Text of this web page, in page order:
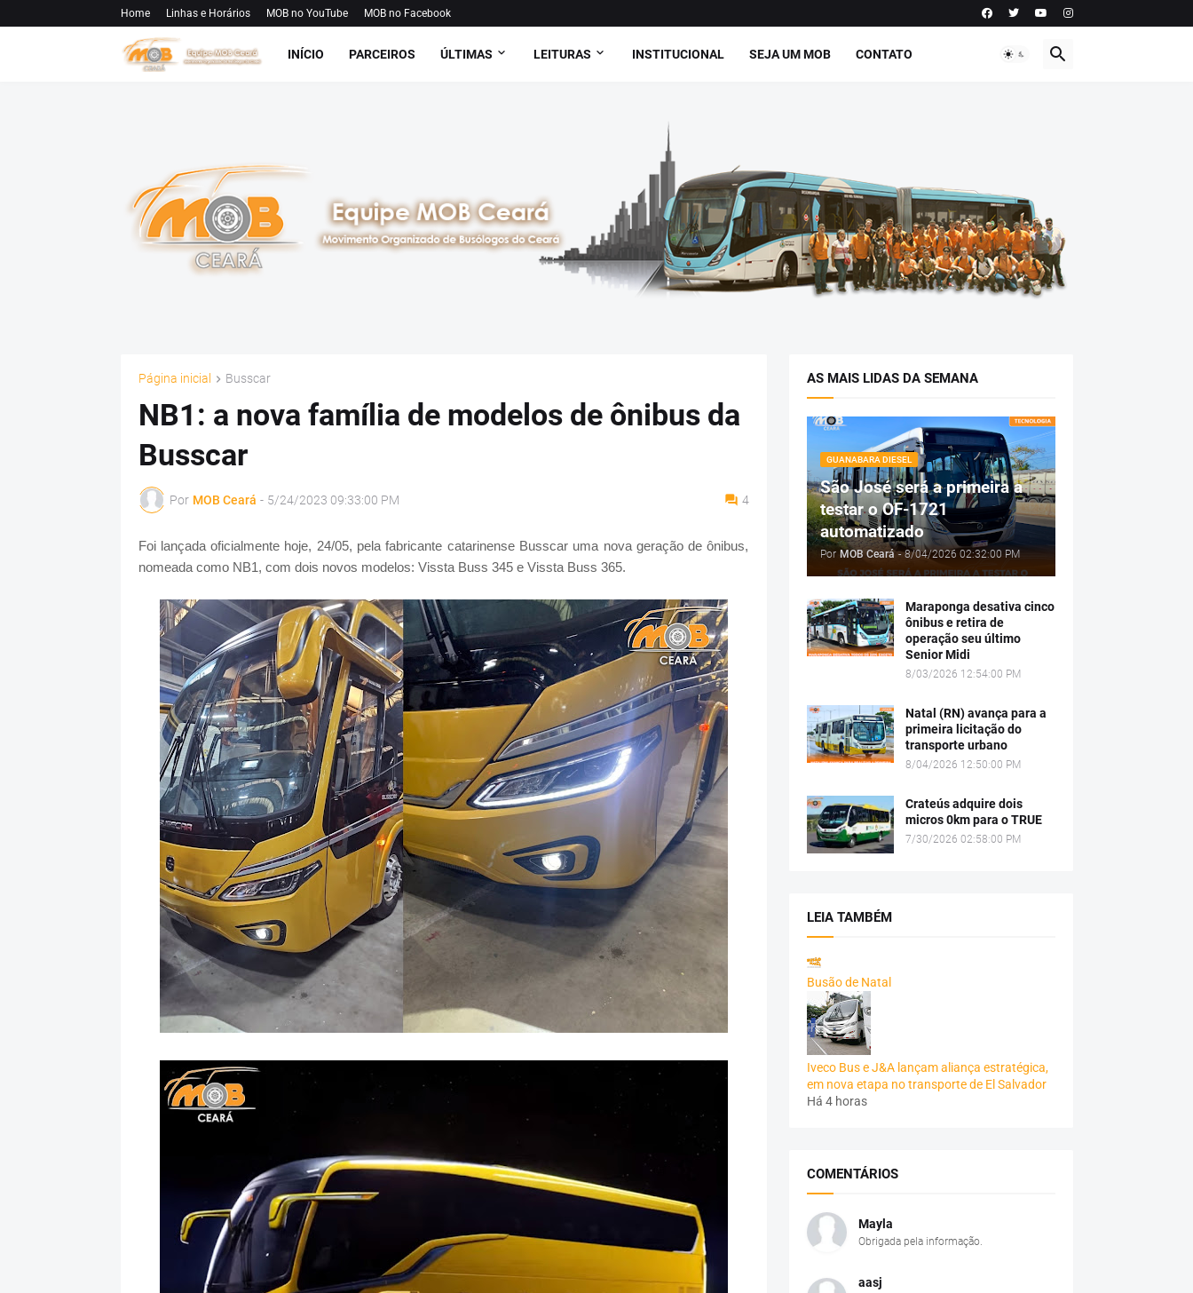
Home Linhas e Horários MOB no YouTube MOB no Facebook
INÍCIO PARCEIROS ÚLTIMAS LEITURAS INSTITUCIONAL SEJA UM MOB CONTATO
Página inicial Busscar
NB1: a nova família de modelos de ônibus da
Busscar
Por MOB Ceará - 5/24/2023 09:33:00 PM 4
Foi lançada oficialmente hoje, 24/05, pela fabricante catarinense Busscar uma nova geração de ônibus,
nomeada como NB1, com dois novos modelos: Vissta Buss 345 e Vissta Buss 365.
AS MAIS LIDAS DA SEMANA
GUANABARA DIESEL
São José será a primeira a
testar o OF-1721
automatizado
Por MOB Ceará - 8/04/2026 02:32:00 PM
Maraponga desativa cinco
ônibus e retira de
operação seu último
Senior Midi
8/03/2026 12:54:00 PM
Natal (RN) avança para a
primeira licitação do
transporte urbano
8/04/2026 12:50:00 PM
Crateús adquire dois
micros 0km para o TRUE
7/30/2026 02:58:00 PM
LEIA TAMBÉM
Busão de Natal
Iveco Bus e J&A lançam aliança estratégica,
em nova etapa no transporte de El Salvador
Há 4 horas
COMENTÁRIOS
Mayla
Obrigada pela informação.
aasj